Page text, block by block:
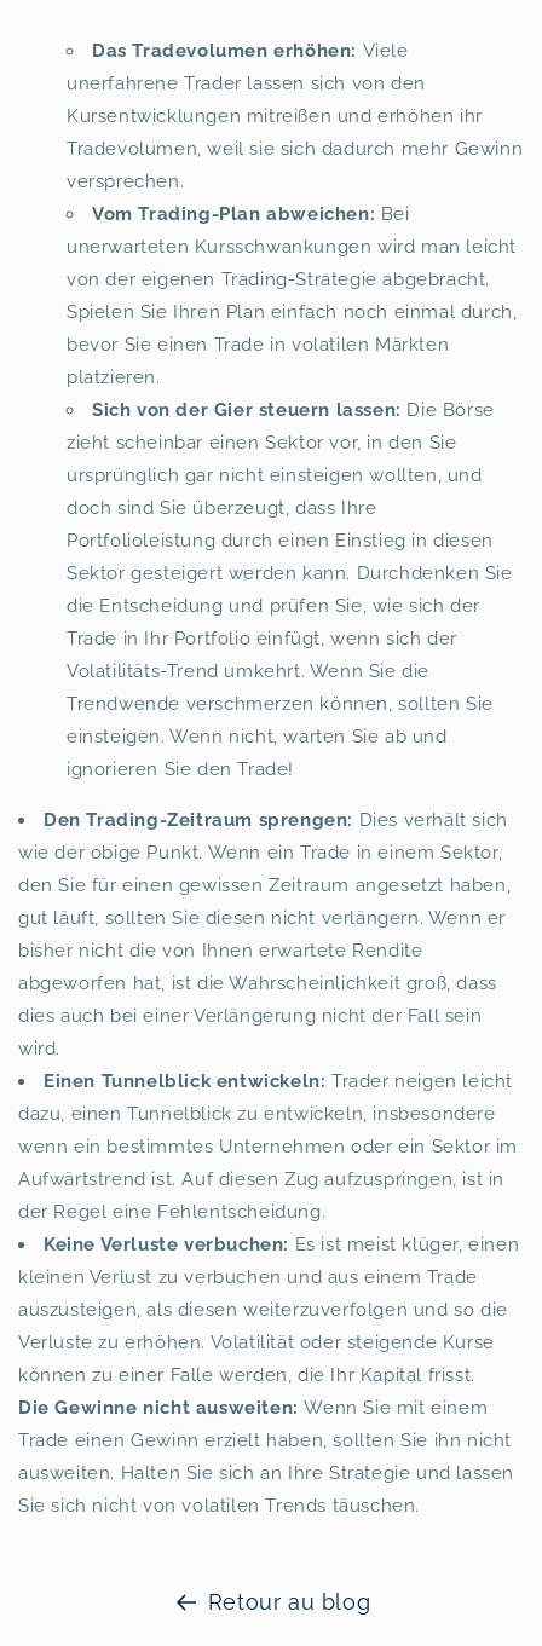
Das Tradevolumen erhöhen: Viele
unerfahrene Trader lassen sich von den
Kursentwicklungen mitreißen und erhöhen ihr
Tradevolumen, weil sie sich dadurch mehr Gewinn
versprechen.
Vom Trading-Plan abweichen: Bei
unerwarteten Kursschwankungen wird man leicht
von der eigenen Trading-Strategie abgebracht.
Spielen Sie Ihren Plan einfach noch einmal durch,
bevor Sie einen Trade in volatilen Märkten
platzieren.
Sich von der Gier steuern lassen: Die Börse
zieht scheinbar einen Sektor vor, in den Sie
ursprünglich gar nicht einsteigen wollten, und
doch sind Sie überzeugt, dass Ihre
Portfolioleistung durch einen Einstieg in diesen
Sektor gesteigert werden kann. Durchdenken Sie
die Entscheidung und prüfen Sie, wie sich der
Trade in Ihr Portfolio einfügt, wenn sich der
Volatilitäts-Trend umkehrt. Wenn Sie die
Trendwende verschmerzen können, sollten Sie
einsteigen. Wenn nicht, warten Sie ab und
ignorieren Sie den Trade!
Den Trading-Zeitraum sprengen: Dies verhält sich
wie der obige Punkt. Wenn ein Trade in einem Sektor,
den Sie für einen gewissen Zeitraum angesetzt haben,
gut läuft, sollten Sie diesen nicht verlängern. Wenn er
bisher nicht die von Ihnen erwartete Rendite
abgeworfen hat, ist die Wahrscheinlichkeit groß, dass
dies auch bei einer Verlängerung nicht der Fall sein
wird.
Einen Tunnelblick entwickeln: Trader neigen leicht
dazu, einen Tunnelblick zu entwickeln, insbesondere
wenn ein bestimmtes Unternehmen oder ein Sektor im
Aufwärtstrend ist. Auf diesen Zug aufzuspringen, ist in
der Regel eine Fehlentscheidung.
Keine Verluste verbuchen: Es ist meist klüger, einen
kleinen Verlust zu verbuchen und aus einem Trade
auszusteigen, als diesen weiterzuverfolgen und so die
Verluste zu erhöhen. Volatilität oder steigende Kurse
können zu einer Falle werden, die Ihr Kapital frisst.
Die Gewinne nicht ausweiten:Wenn Sie mit einem
Trade einen Gewinn erzielt haben, sollten Sie ihn nicht
ausweiten. Halten Sie sich an Ihre Strategie und lassen
Sie sich nicht von volatilen Trends täuschen.
Retour au blog